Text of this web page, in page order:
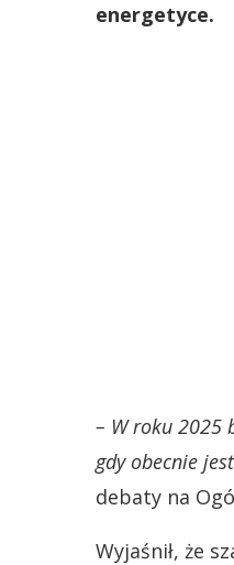
energetyce.
– W roku 2025
gdy obecnie
debaty na
Wyjaśnił, że